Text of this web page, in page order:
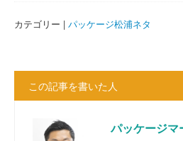
カテゴリー | パッケージ松浦ネタ
この記事を書いた人
パッケージマ